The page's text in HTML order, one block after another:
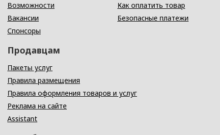
Возможности
Вакансии
Спонсоры
Как оплатить товар
Безопасные платежи
Продавцам
Пакеты услуг
Правила размещения
Правила оформления товаров и услуг
Реклама на сайте
Assistant